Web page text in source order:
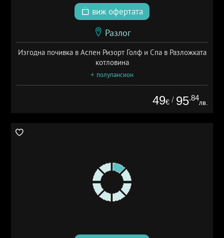
виж офертата
Разлог
Изгодна почивка в Аспен Ризорт Голф и Спа в Разложката
котловина
+ полупансион
49€ / 95.84
лв.